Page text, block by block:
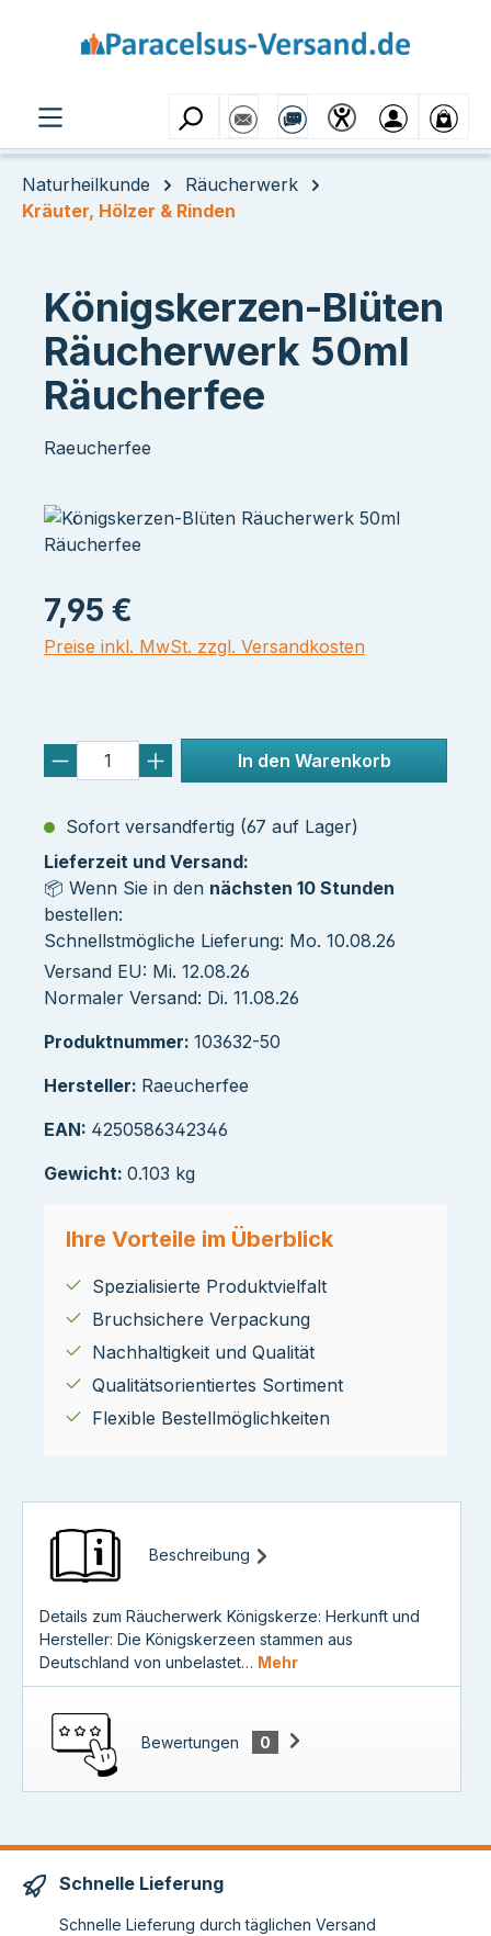
Naturheilkunde
Räucherwerk
Kräuter, Hölzer & Rinden
Königskerzen-Blüten
Räucherwerk 50ml
Räucherfee
Raeucherfee
7,95 €
Preise inkl. MwSt. zzgl. Versandkosten
In den Warenkorb
Sofort versandfertig (67 auf Lager)
Lieferzeit und Versand:
📦 Wenn Sie in den nächsten 10 Stunden
bestellen:
Schnellstmögliche Lieferung: Mo. 10.08.26
Versand EU: Mi. 12.08.26
Normaler Versand: Di. 11.08.26
Produktnummer: 103632-50
Hersteller: Raeucherfee
EAN: 4250586342346
Gewicht: 0.103 kg
Ihre Vorteile im Überblick
Spezialisierte Produktvielfalt
Bruchsichere Verpackung
Nachhaltigkeit und Qualität
Qualitätsorientiertes Sortiment
Flexible Bestellmöglichkeiten
Beschreibung
Details zum Räucherwerk Königskerze: Herkunft und
Hersteller: Die Königskerzeen stammen aus
Deutschland von unbelastet… Mehr
Bewertungen 0
Schnelle Lieferung
Schnelle Lieferung durch täglichen Versand